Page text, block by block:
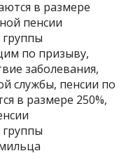
в размере
пенсии
группы
по призыву,
заболевания,
службы, пенсии по
в размере 250%,
группы